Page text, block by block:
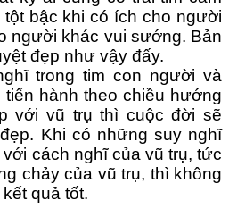
bậc khi có ích cho người
người khác vui sướng. Bản
đẹp như vậy đấy.
trong tim con người và
hành theo chiều hướng
với vũ trụ thì cuộc đời sẽ
Khi có những suy nghĩ
cách nghĩ của vũ trụ, tức
chảy của vũ trụ, thì không
quả tốt.